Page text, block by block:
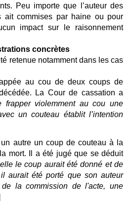
Peu importe que l’auteur des
ait commises par haine ou pour
impact sur le raisonnement
concrètes
retenue notamment dans les cas
au cou de deux coups de
La Cour de cassation a
frapper violemment au cou une
un couteau établit l’intention
autre un coup de couteau à la
mort. Il a été jugé que se déduit
le coup aurait été donné et de
aurait été porté que son auteur
la commission de l'acte, une